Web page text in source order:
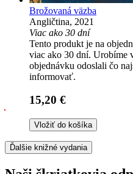
Brožovaná väzba
Angličtina, 2021
Viac ako 30 dní
Tento produkt je na
viac ako 30 dní. Urobíme
objednávku odoslali čo
informovať.
15,20 €
Vložiť do košíka
Ďalšie knižné vydania